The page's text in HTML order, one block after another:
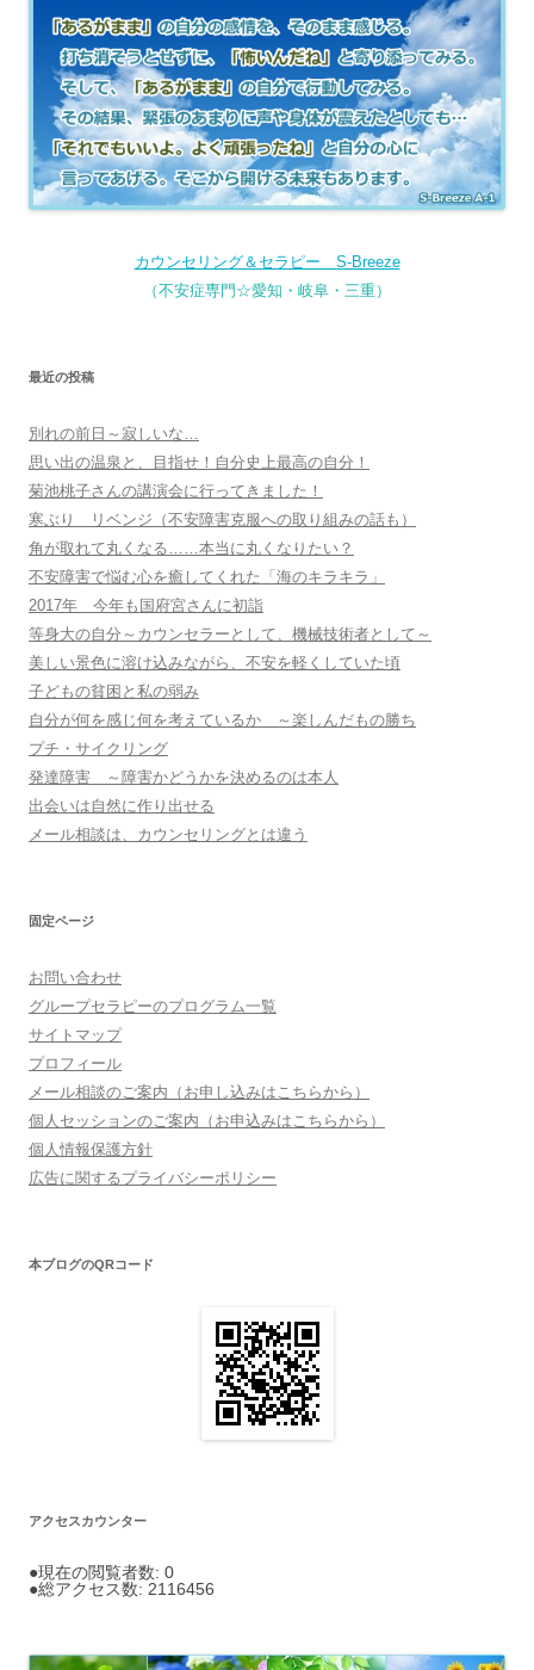
カウンセリング＆セラピー S-Breeze
（不安症専門☆愛知・岐阜・三重）
最近の投稿
別れの前日～寂しいな…
思い出の温泉と、目指せ！自分史上最高の自分！
菊池桃子さんの講演会に行ってきました！
寒ぶり リベンジ（不安障害克服への取り組みの話も）
角が取れて丸くなる……本当に丸くなりたい？
不安障害で悩む心を癒してくれた「海のキラキラ」
2017年 今年も国府宮さんに初詣
等身大の自分～カウンセラーとして、機械技術者として～
美しい景色に溶け込みながら、不安を軽くしていた頃
子どもの貧困と私の弱み
自分が何を感じ何を考えているか ～楽しんだもの勝ち
プチ・サイクリング
発達障害 ～障害かどうかを決めるのは本人
出会いは自然に作り出せる
メール相談は、カウンセリングとは違う
固定ページ
お問い合わせ
グループセラピーのプログラム一覧
サイトマップ
プロフィール
メール相談のご案内（お申し込みはこちらから）
個人セッションのご案内（お申込みはこちらから）
個人情報保護方針
広告に関するプライバシーポリシー
本ブログのQRコード
アクセスカウンター
●現在の閲覧者数: 0
●総アクセス数: 2116456